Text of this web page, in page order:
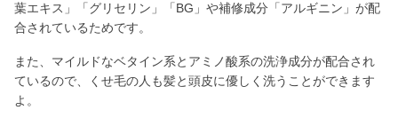
葉エキス」「グリセリン」「BG」や補修成分「アルギニン」が配
合されているためです。
また、マイルドなベタイン系とアミノ酸系の洗浄成分が配合され
ているので、くせ毛の人も髪と頭皮に優しく洗うことができます
よ。